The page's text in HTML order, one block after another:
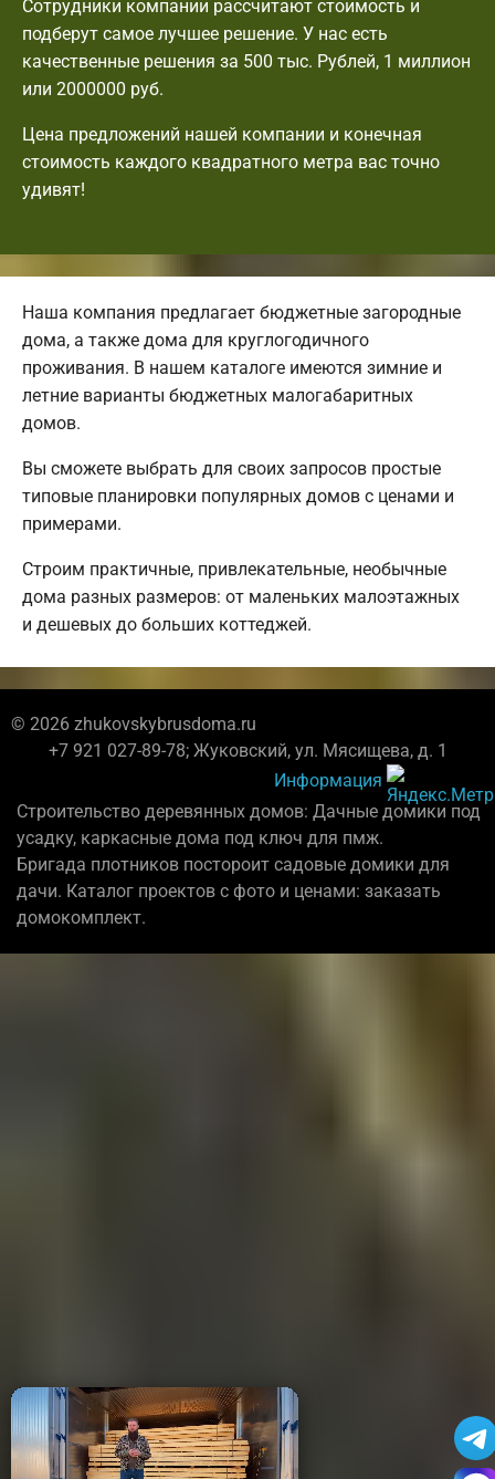
Сотрудники компании рассчитают стоимость и
подберут самое лучшее решение. У нас есть
качественные решения за 500 тыс. Рублей, 1 миллион
или 2000000 руб.
Цена предложений нашей компании и конечная
стоимость каждого квадратного метра вас точно
удивят!
Наша компания предлагает бюджетные загородные
дома, а также дома для круглогодичного
проживания. В нашем каталоге имеются зимние и
летние варианты бюджетных малогабаритных
домов.
Вы сможете выбрать для своих запросов простые
типовые планировки популярных домов с ценами и
примерами.
Строим практичные, привлекательные, необычные
дома разных размеров: от маленьких малоэтажных
и дешевых до больших коттеджей.
© 2026 zhukovskybrusdoma.ru
+7 921 027-89-78; Жуковский, ул. Мясищева, д. 1
Информация
Строительство деревянных домов: Дачные домики под
усадку, каркасные дома под ключ для пмж.
Бригада плотников постороит садовые домики для
дачи. Каталог проектов с фото и ценами: заказать
домокомплект.